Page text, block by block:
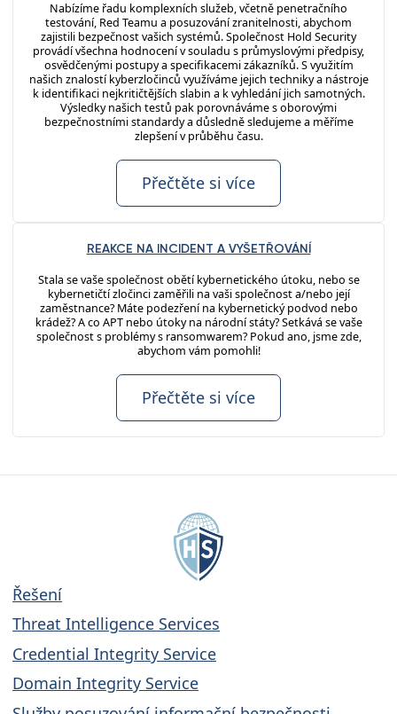
Nabízíme řadu komplexních služeb, včetně penetračního
testování, Red Teamu a posuzování zranitelnosti, abychom
zajistili bezpečnost vašich systémů. Společnost Hold Security
provádí všechna hodnocení v souladu s průmyslovými předpisy,
osvědčenými postupy a specifikacemi zákazníků. S využitím
našich znalostí kyberzločinců využíváme jejich techniky a nástroje
k identifikaci nejkritičtějších slabin a k vyhledání jich samotných.
Výsledky našich testů pak porovnáváme s oborovými
bezpečnostními standardy a důsledně sledujeme a měříme
zlepšení v průběhu času.
Přečtěte si více
REAKCE NA INCIDENT A VYŠETŘOVÁNÍ
Stala se vaše společnost obětí kybernetického útoku, nebo se
kybernetičtí zločinci zaměřili na vaši společnost a/nebo její
zaměstnance? Máte podezření na kybernetický podvod nebo
krádež? A co APT nebo útoky na národní státy? Setkává se vaše
společnost s problémy s ransomwarem? Pokud ano, jsme zde,
abychom vám pomohli!
Přečtěte si více
Řešení
Threat Intelligence Services
Credential Integrity Service
Domain Integrity Service